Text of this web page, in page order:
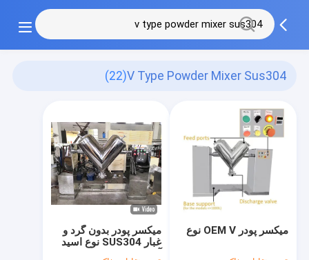
V Type Powder Mixer Sus304
(22)
میکسر پودر بدون گرد و
غبار SUS304 نوع اسید
میکسر پودر OEM V نوع